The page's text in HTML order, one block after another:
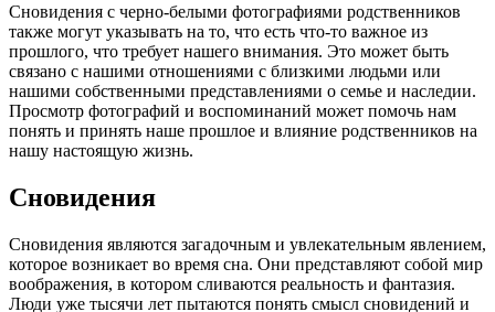
Сновидения с черно-белыми фотографиями родственников
также могут указывать на то, что есть что-то важное из
прошлого, что требует нашего внимания. Это может быть
связано с нашими отношениями с близкими людьми или
нашими собственными представлениями о семье и наследии.
Просмотр фотографий и воспоминаний может помочь нам
понять и принять наше прошлое и влияние родственников на
нашу настоящую жизнь.
Сновидения
Сновидения являются загадочным и увлекательным явлением,
которое возникает во время сна. Они представляют собой мир
воображения, в котором сливаются реальность и фантазия.
Люди уже тысячи лет пытаются понять смысл сновидений и